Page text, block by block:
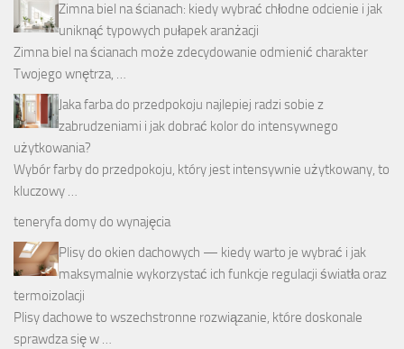
Zimna biel na ścianach: kiedy wybrać chłodne odcienie i jak
uniknąć typowych pułapek aranżacji
Zimna biel na ścianach może zdecydowanie odmienić charakter
Twojego wnętrza, …
Jaka farba do przedpokoju najlepiej radzi sobie z
zabrudzeniami i jak dobrać kolor do intensywnego
użytkowania?
Wybór farby do przedpokoju, który jest intensywnie użytkowany, to
kluczowy …
teneryfa domy do wynajęcia
Plisy do okien dachowych — kiedy warto je wybrać i jak
maksymalnie wykorzystać ich funkcje regulacji światła oraz
termoizolacji
Plisy dachowe to wszechstronne rozwiązanie, które doskonale
sprawdza się w …